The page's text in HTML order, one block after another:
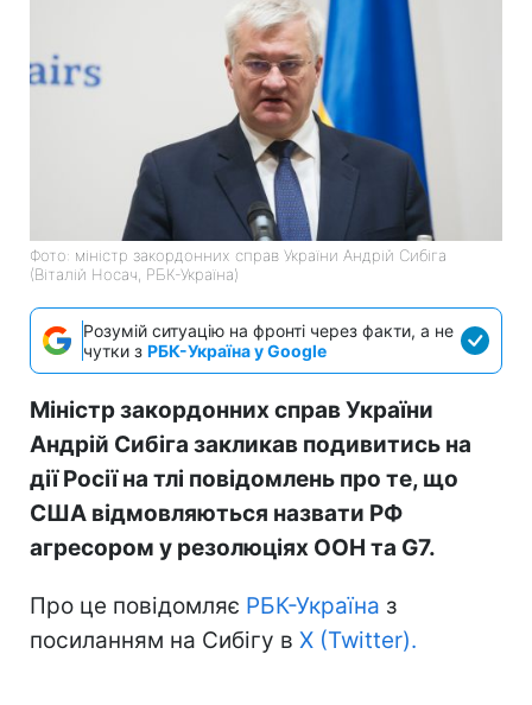
Фото: міністр закордонних справ України Андрій Сибіга
(Віталій Носач, РБК-Україна)
Розумій ситуацію на фронті через факти, а не
чутки з РБК-Україна у Google
Міністр закордонних справ України
Андрій Сибіга закликав подивитись на
дії Росії на тлі повідомлень про те, що
США відмовляються назвати РФ
агресором у резолюціях ООН та G7.
Про це повідомляє РБК-Україна з
посиланням на Сибігу в X (Twitter).